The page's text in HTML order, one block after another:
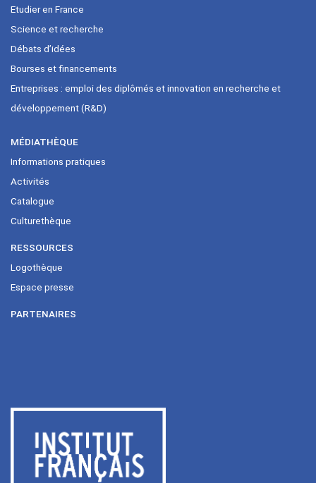
Etudier en France
Science et recherche
Débats d’idées
Bourses et financements
Entreprises : emploi des diplômés et innovation en recherche et
développement (R&D)
MÉDIATHÈQUE
Informations pratiques
Activités
Catalogue
Culturethèque
RESSOURCES
Logothèque
Espace presse
PARTENAIRES